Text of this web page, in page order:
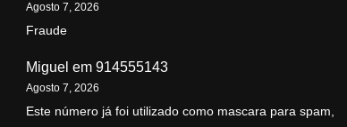
Agosto 7, 2026
Fraude
Miguel em 914555143
Agosto 7, 2026
Este número já foi utilizado como mascara para spam,